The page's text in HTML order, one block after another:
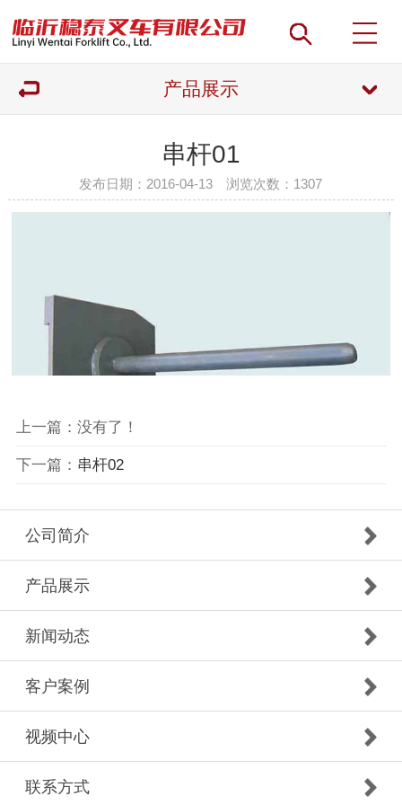
产品展示
串杆01
发布日期：2016-04-13 浏览次数： 1307
上一篇：没有了！
下一篇： 串杆02
公司简介
产品展示
新闻动态
客户案例
视频中心
联系方式